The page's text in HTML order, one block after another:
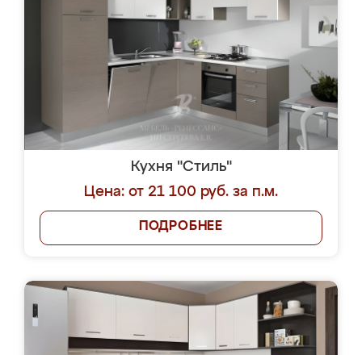
Кухня "Стиль"
Цена: от 21 100 руб. за п.м.
ПОДРОБНЕЕ